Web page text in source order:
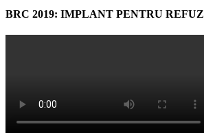
BRC 2019: IMPLANT PENTRU REFUZ